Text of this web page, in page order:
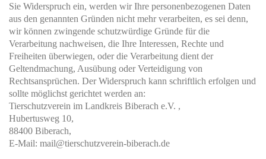
Sie Widerspruch ein, werden wir Ihre personenbezogenen Daten
aus den genannten Gründen nicht mehr verarbeiten, es sei denn,
wir können zwingende schutzwürdige Gründe für die
Verarbeitung nachweisen, die Ihre Interessen, Rechte und
Freiheiten überwiegen, oder die Verarbeitung dient der
Geltendmachung, Ausübung oder Verteidigung von
Rechtsansprüchen. Der Widerspruch kann schriftlich erfolgen und
sollte möglichst gerichtet werden an:
Tierschutzverein im Landkreis Biberach e.V. ,
Hubertusweg 10,
88400 Biberach,
E-Mail: mail@tierschutzverein-biberach.de